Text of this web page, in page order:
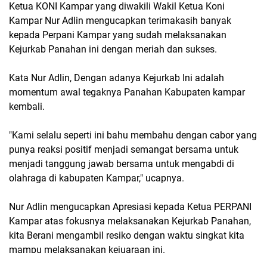
Ketua KONI Kampar yang diwakili Wakil Ketua Koni
Kampar Nur Adlin mengucapkan terimakasih banyak
kepada Perpani Kampar yang sudah melaksanakan
Kejurkab Panahan ini dengan meriah dan sukses.
Kata Nur Adlin, Dengan adanya Kejurkab Ini adalah
momentum awal tegaknya Panahan Kabupaten kampar
kembali.
"Kami selalu seperti ini bahu membahu dengan cabor yang
punya reaksi positif menjadi semangat bersama untuk
menjadi tanggung jawab bersama untuk mengabdi di
olahraga di kabupaten Kampar," ucapnya.
Nur Adlin mengucapkan Apresiasi kepada Ketua PERPANI
Kampar atas fokusnya melaksanakan Kejurkab Panahan,
kita Berani mengambil resiko dengan waktu singkat kita
mampu melaksanakan kejuaraan ini.